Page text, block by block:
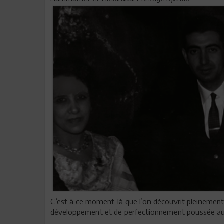
C’est à ce moment-là que l’on découvrit
développement et de perfectionnement poussée